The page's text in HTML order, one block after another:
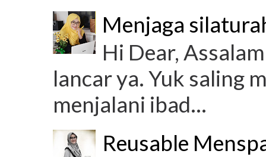
Menjaga
Hi Dear,
lancar ya. Yuk saling
menjalani ibad...
Reusable